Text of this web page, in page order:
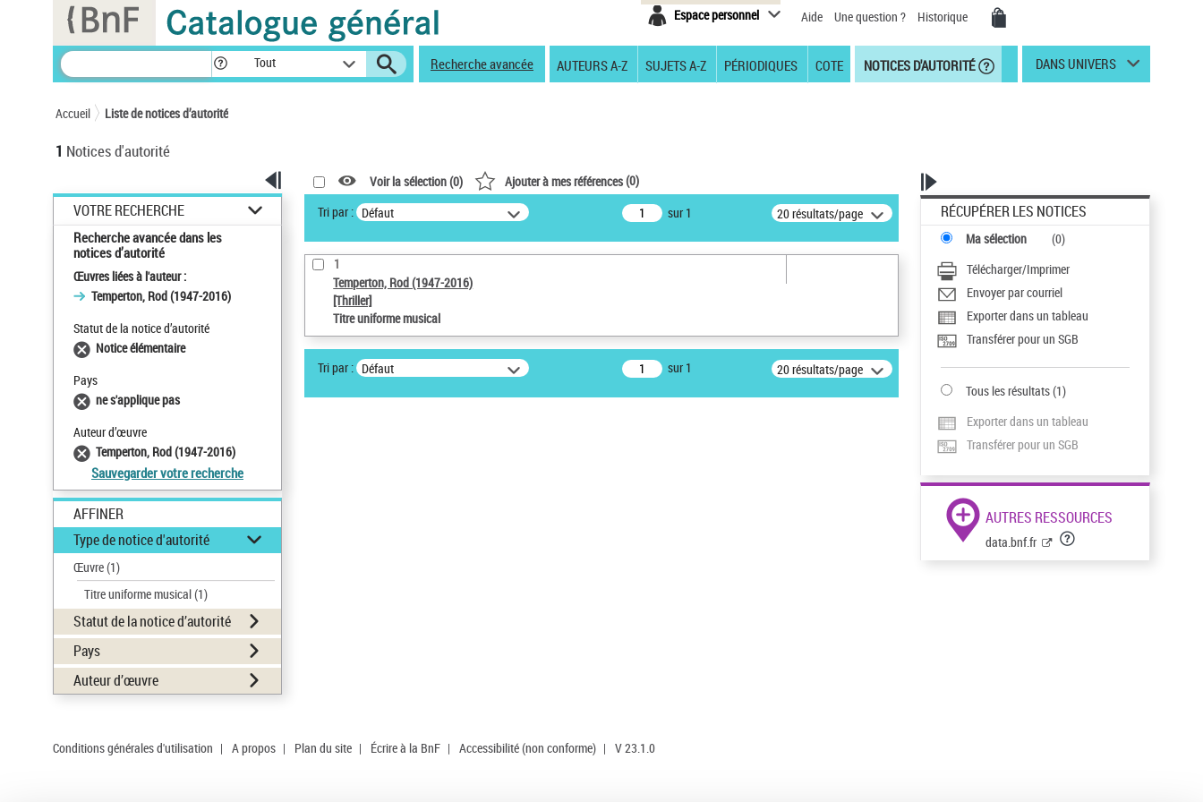
Espace personnel Aide Une question ? Historique
Tout Recherche avancée AUTEURS A-Z SUJETS A-Z PÉRIODIQUES COTE NOTICES D'AUTORITÉ DANS UNIVERS
Accueil Liste de notices d’autorité
1 Notices d'autorité
VOTRE RECHERCHE
Recherche avancée dans les
notices d’autorité
Œuvres liées à l'auteur :
Temperton, Rod (1947-2016)
Statut de la notice d’autorité
Notice élémentaire
Pays
ne s'applique pas
Auteur d’œuvre
Temperton, Rod (1947-2016)
Sauvegarder votre recherche
AFFINER
Type de notice d'autorité
Œuvre(1)
Titre uniforme musical(1)
Statut de la notice d’autorité
Pays
Auteur d’œuvre
Voir la sélection (0) Ajouter à mes références(0)
Tri par : Défaut sur 1 20 résultats/page
1
Temperton, Rod (1947-2016)
[Thriller]
Titre uniforme musical
Tri par : Défaut sur 1 20 résultats/page
RÉCUPÉRER LES NOTICES
Ma sélection (0)
Télécharger/Imprimer
Envoyer par courriel
Exporter dans un tableau
Transférer pour un SGB
Tous les résultats(1)
Exporter dans un tableau
Transférer pour un SGB
AUTRES RESSOURCES
data.bnf.fr
Conditions générales d'utilisation | A propos | Plan du site | Écrire à la BnF | Accessibilité (non conforme) | V 23.1.0
Panneau de gestion des cookies